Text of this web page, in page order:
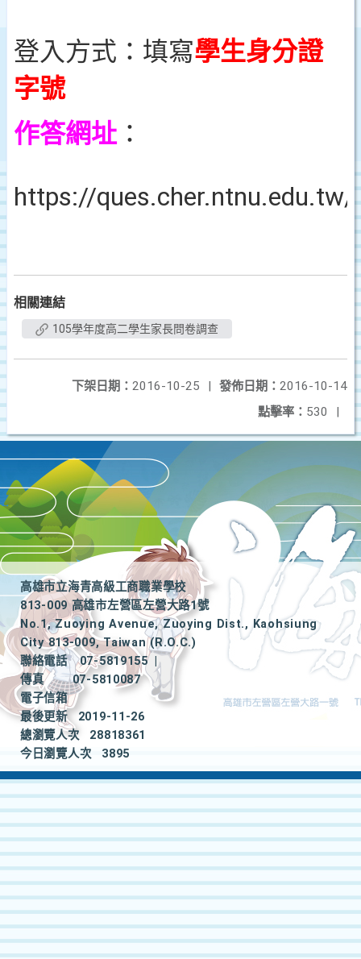
登入方式：填寫學生身分證
字號
作答網址 ：
https://
相關連結
105學年度高二學生家長問卷調查
發佈日期： 2016-10-14
下架日期： 2016-10-25
|
點擊率： 530 |
高雄市立海青高級工商職業學校
813-009 高雄市左營區左營大路1號
No.1, Zuoying Avenue, Zuoying Dist., Kaohsiung
City 813-009, Taiwan (R.O.C.)
聯絡電話
07-5819155
|
傳真
07-5810087
電子信箱
最後更新
2019-11-26
總瀏覽人次
28818361
今日瀏覽人次
3895